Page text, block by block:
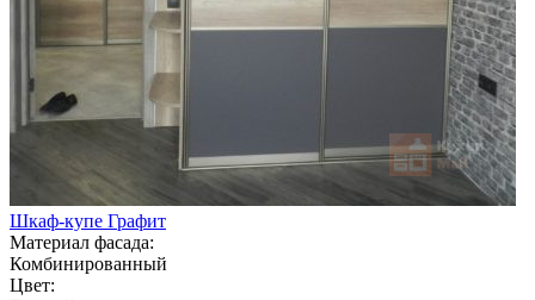
Шкаф-купе Графит
Материал фасада:
Комбинированный
Цвет: